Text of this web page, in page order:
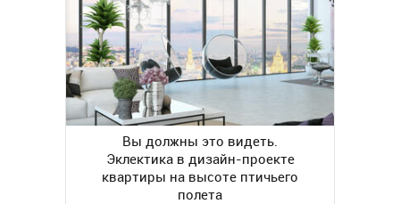
Вы должны это видеть.
Эклектика в дизайн-проекте
квартиры на высоте птичьего
полета